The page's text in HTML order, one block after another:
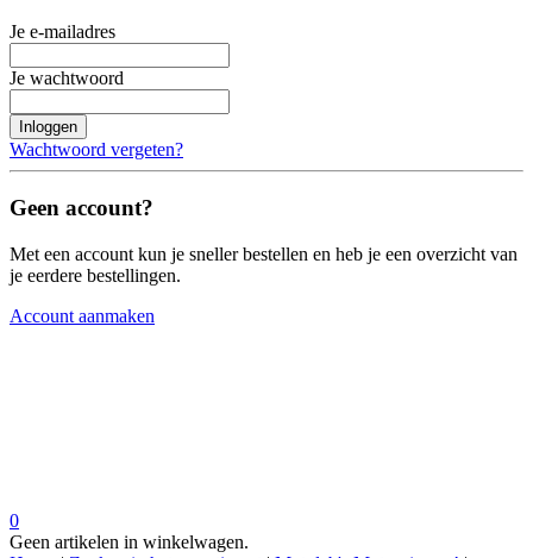
Je e-mailadres
Je wachtwoord
Inloggen
Wachtwoord vergeten?
Geen account?
Met een account kun je sneller bestellen en heb je een overzicht van
je eerdere bestellingen.
Account aanmaken
0
Geen artikelen in winkelwagen.